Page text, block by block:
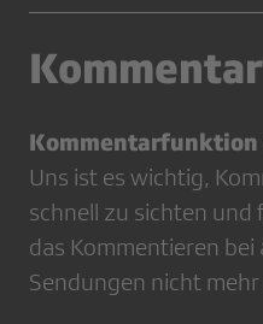
Kommentar
Uns ist es wichtig,
schnell zu sichten und
das Kommentieren
Sendungen nicht